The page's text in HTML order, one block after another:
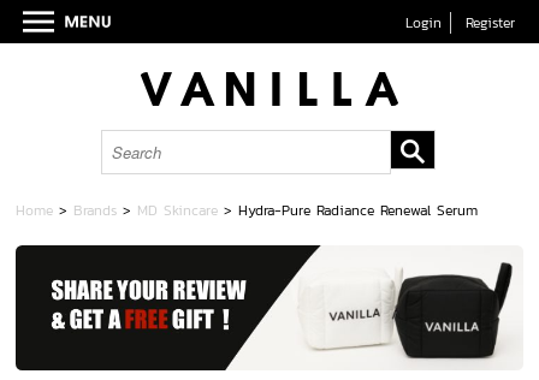
Login Register
Home > Brands > MD Skincare >Hydra-Pure Radiance Renewal Serum